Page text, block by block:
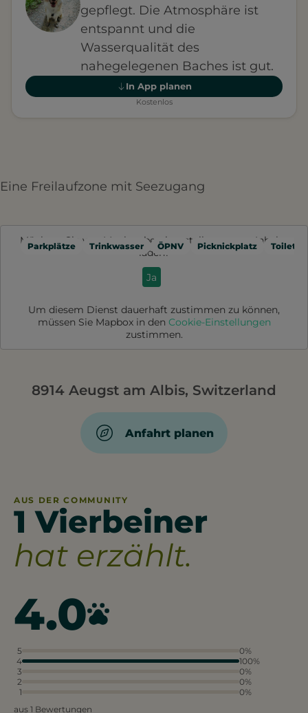
gepflegt. Die Atmosphäre ist
entspannt und die
Wasserqualität des
nahegelegenen Baches ist gut.
In App planen
Kostenlos
Eine Freilaufzone mit Seezugang
Parkplätze Trinkwasser ÖPNV Picknickplatz
Möchten Sie von Mapbox
bereitgestellte externe Inhalte
laden?
Ja
Um diesem Dienst dauerhaft zustimmen zu können,
müssen Sie Mapboxin den Cookie-Einstellungen
zustimmen.
8914 Aeugst am Albis, Switzerland
Anfahrt planen
AUS DER COMMUNITY
1 Vierbeiner
hat erzählt.
4.0
5
0%
4
100%
3
0%
2
0%
1
0%
aus 1 Bewertungen